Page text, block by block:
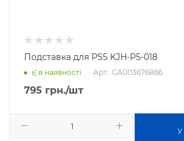
Подставка для PS5 KJH-P5-018
Є в наявності Арт.: GA003676866
795 грн./шт